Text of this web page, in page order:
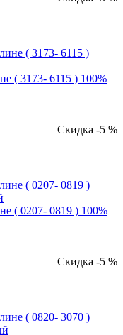
( 3173- 6115 ) 100%
Скидка -5 %
( 0207- 0819 ) 100%
Скидка -5 %